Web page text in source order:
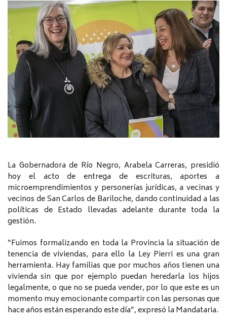
La Gobernadora de Río Negro, Arabela Carreras, presidió
hoy el acto de entrega de escrituras, aportes a
microemprendimientos y personerías jurídicas, a vecinas y
vecinos de San Carlos de Bariloche, dando continuidad a las
políticas de Estado llevadas adelante durante toda la
gestión.
“Fuimos formalizando en toda la Provincia la situación de
tenencia de viviendas, para ello la Ley Pierri es una gran
herramienta. Hay familias que por muchos años tienen una
vivienda sin que por ejemplo puedan heredarla los hijos
legalmente, o que no se pueda vender, por lo que este es un
momento muy emocionante compartir con las personas que
hace años están esperando este día”, expresó la Mandataria.